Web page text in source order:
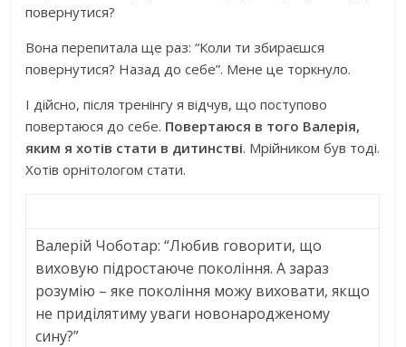
повернутися?
Вона перепитала ще раз: “Коли ти збираєшся
повернутися? Назад до себе”. Мене це торкнуло.
І дійсно, після тренінгу я відчув, що поступово
повертаюся до себе. Повертаюся в того Валерія,
яким я хотів стати в дитинстві. Мрійником був тоді.
Хотів орнітологом стати.
Валерій Чоботар: “Любив говорити, що
виховую підростаюче покоління. А зараз
розумію – яке покоління можу виховати, якщо
не приділятиму уваги новонародженому
сину?”